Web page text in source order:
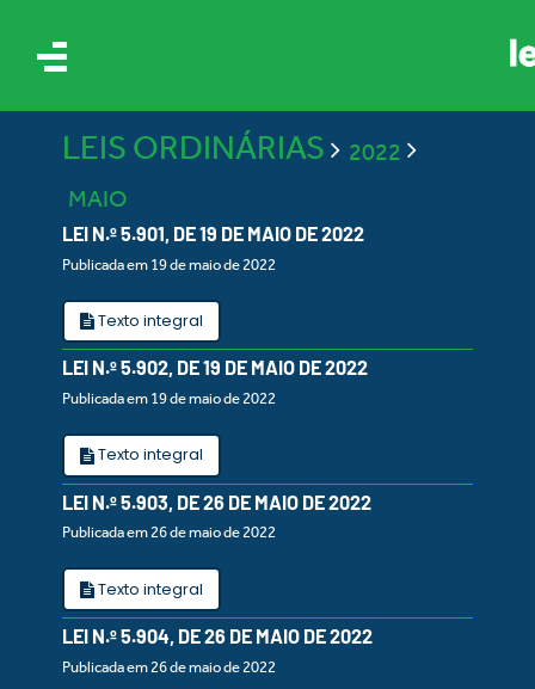
LEIS ORDINÁRIAS
2022
MAIO
LEI N.º 5.901, DE 19 DE MAIO DE 2022
Publicada em 19 de maio de 2022
Texto integral
LEI N.º 5.902, DE 19 DE MAIO DE 2022
Publicada em 19 de maio de 2022
Texto integral
LEI N.º 5.903, DE 26 DE MAIO DE 2022
Publicada em 26 de maio de 2022
Texto integral
LEI N.º 5.904, DE 26 DE MAIO DE 2022
Publicada em 26 de maio de 2022